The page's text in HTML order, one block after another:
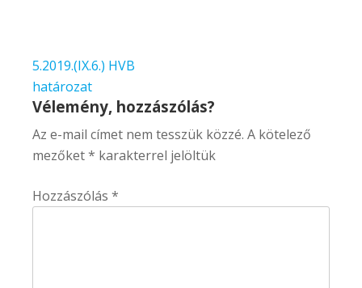
Bejegyzés
navigáció
5.2019.(IX.6.) HVB
határozat
Vélemény, hozzászólás?
Az e-mail címet nem tesszük közzé. A kötelező
mezőket* karakterrel jelöltük
Hozzászólás *